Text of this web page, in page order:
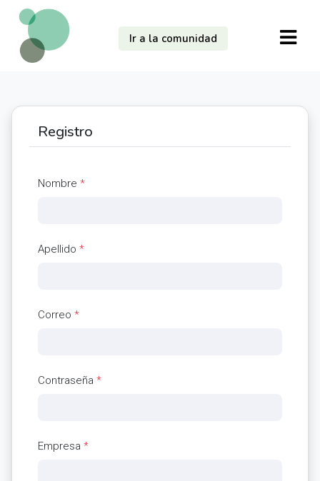
Ir a la comunidad
Registro
Nombre *
Apellido *
Correo *
Contraseña *
Empresa *